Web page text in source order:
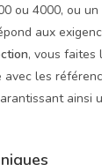
ou 4000, ou
aux
, vous faites
les
ainsi